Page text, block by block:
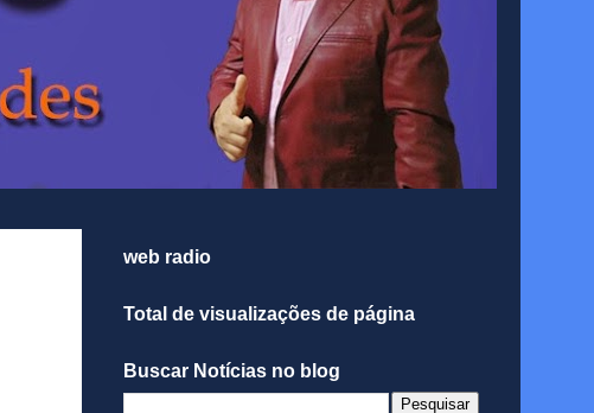
web radio
Total de visualizações de página
Buscar Notícias no blog